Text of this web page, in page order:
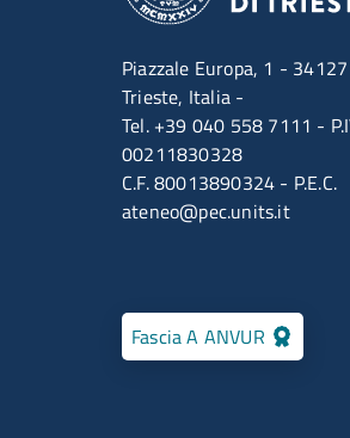
Piazzale Europa, 1 -
Trieste, Italia -
Tel. +39 040 558 7111 -
00211830328
C.F. 80013890324 - P.E.C.
ateneo@pec.units.it
Fascia A ANVUR